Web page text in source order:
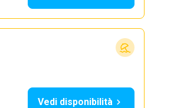
Vedi disponibilità